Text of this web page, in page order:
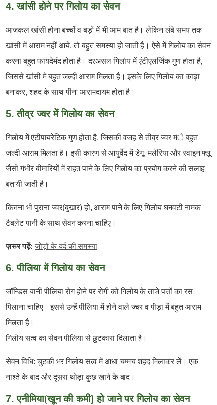
4. खांसी होने पर गिलोय का सेवन
आजकल खांसी होना बच्चों व बड़ों में भी आम बात है। लेकिन लंबे समय तक
खांसी में आराम नहीं आये, तो बहुत समस्या हो जाती है। ऐसे में गिलोय का सेवन
करना बहुत फायदेमंद होता है। दरअसल गिलोय में एंटीएलर्जिक गुण होता है,
जिससे खांसी में बहुत जल्दी आराम मिलता है। इसके लिए गिलोय का काढ़ा
बनाकर, शहद के साथ पीना आरामदायम होता है।
5. तीव्र ज्वर में गिलोय का सेवन
गिलोय में एंटीपायरेटिक गुण होता है, जिसकी वजह से तीव्र ज्वर मंे बहुत
जल्दी आराम मिलता है। इसी कारण से आयुर्वेद में डेंगू, मलेरिया और स्वाइन फ्लू
जैसी गंभीर बीमारियों में राहत पाने के लिए गिलोय का प्रयोग करने की सलाह
बतायी जाती है।
कितना भी पुराना ज्वर(बुखार) हो, आराम पाने के लिए गिलोय घनवटी नामक
टैबलेट पानी के साथ सेवन करना चाहिए।
ज़रूर पढ़ें: जोड़ों के दर्द की समस्या
6. पीलिया में गिलोय का सेवन
जाॅन्डिस यानी पीलिया रोग होने पर रोगी को गिलोय के ताजे पत्तों का रस
पिलाना चाहिए। इससे उन्हें पीलिया में होने वाले ज्चर व पीड़ा में बहुत आराम
मिलता है।
गिलोय सत्व का सेवन पीलिया से छुटकारा दिलाता है।
सेवन विधि: चुटकी भर गिलोय सत्व में आधा चम्मच शहद मिलाकर लें। एक
नाश्ते के बाद और दूसरा थोड़ा कुछ खाने के बाद।
7. एनीमिया(खून की कमी) हो जाने पर गिलोय का सेवन